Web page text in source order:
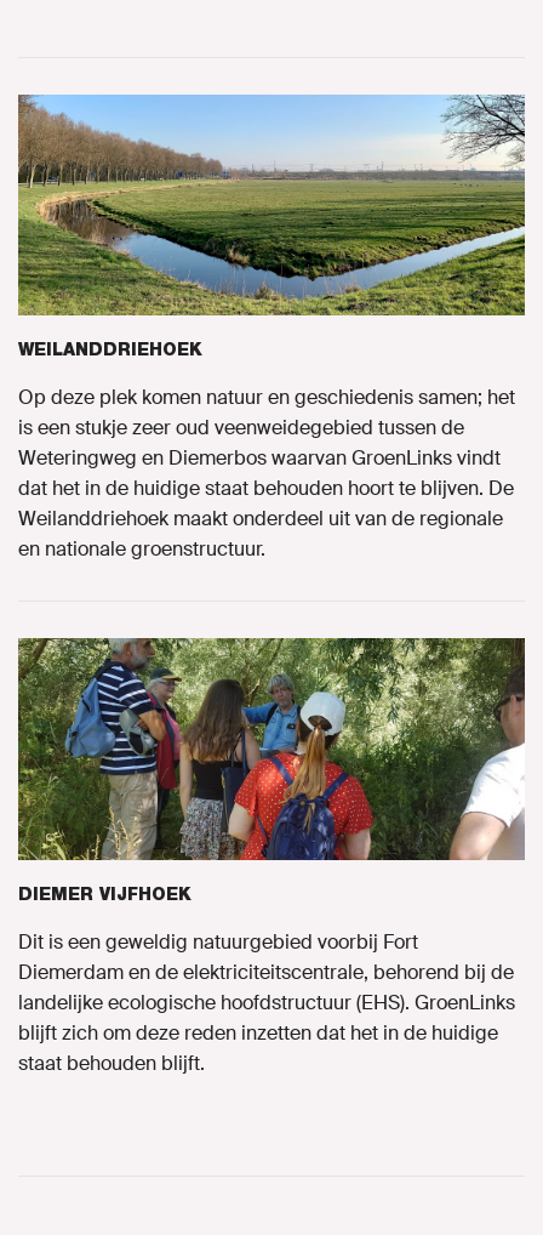
WEILANDDRIEHOEK
Op deze plek komen natuur en geschiedenis samen; het
is een stukje zeer oud veenweidegebied tussen de
Weteringweg en Diemerbos waarvan GroenLinks vindt
dat het in de huidige staat behouden hoort te blijven. De
Weilanddriehoek maakt onderdeel uit van de regionale
en nationale groenstructuur.
DIEMER VIJFHOEK
Dit is een geweldig natuurgebied voorbij Fort
Diemerdam en de elektriciteitscentrale, behorend bij de
landelijke ecologische hoofdstructuur (EHS). GroenLinks
blijft zich om deze reden inzetten dat het in de huidige
staat behouden blijft.